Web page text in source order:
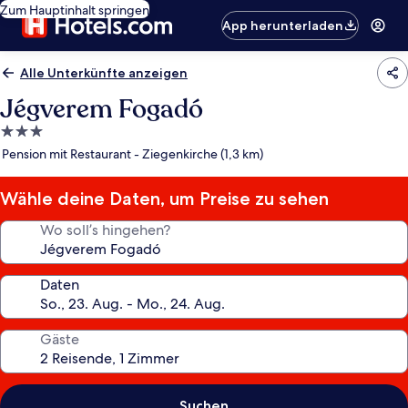
Zum Hauptinhalt springen
App herunterladen
Alle Unterkünfte anzeigen
Jégverem Fogadó
3.0-
Sterne-
Pension mit Restaurant - Ziegenkirche (1,3 km)
Wähle deine Daten, um Preise zu sehen
Wo soll’s hingehen?
Daten
Gäste